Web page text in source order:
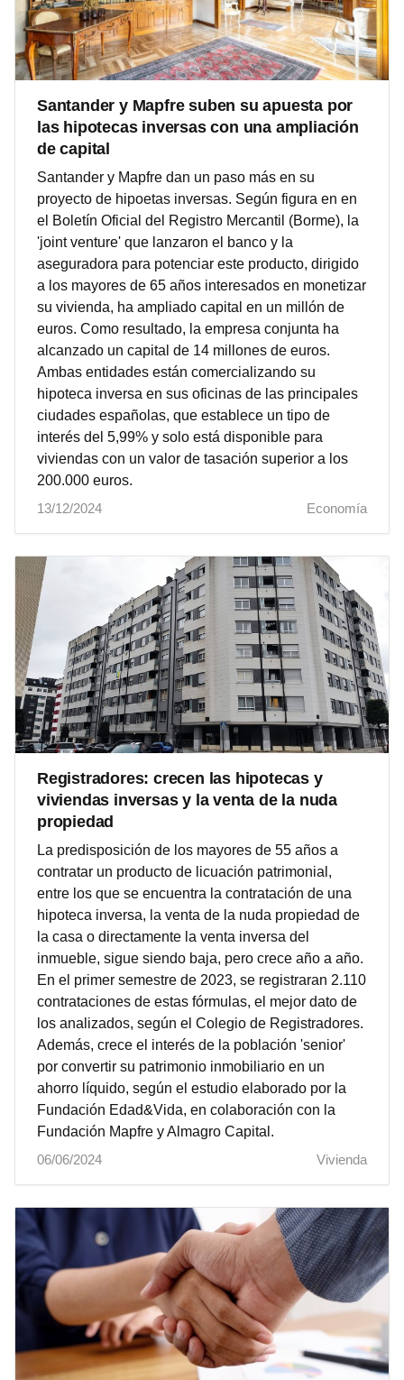
Santander y Mapfre suben su apuesta por
las hipotecas inversas con una ampliación
de capital
Santander y Mapfre dan un paso más en su
proyecto de hipoetas inversas. Según figura en en
el Boletín Oficial del Registro Mercantil (Borme), la
'joint venture' que lanzaron el banco y la
aseguradora para potenciar este producto, dirigido
a los mayores de 65 años interesados en monetizar
su vivienda, ha ampliado capital en un millón de
euros. Como resultado, la empresa conjunta ha
alcanzado un capital de 14 millones de euros.
Ambas entidades están comercializando su
hipoteca inversa en sus oficinas de las principales
ciudades españolas, que establece un tipo de
interés del 5,99% y solo está disponible para
viviendas con un valor de tasación superior a los
200.000 euros.
13/12/2024
Economía
Registradores: crecen las hipotecas y
viviendas inversas y la venta de la nuda
propiedad
La predisposición de los mayores de 55 años a
contratar un producto de licuación patrimonial,
entre los que se encuentra la contratación de una
hipoteca inversa, la venta de la nuda propiedad de
la casa o directamente la venta inversa del
inmueble, sigue siendo baja, pero crece año a año.
En el primer semestre de 2023, se registraran 2.110
contrataciones de estas fórmulas, el mejor dato de
los analizados, según el Colegio de Registradores.
Además, crece el interés de la población 'senior'
por convertir su patrimonio inmobiliario en un
ahorro líquido, según el estudio elaborado por la
Fundación Edad&Vida, en colaboración con la
Fundación Mapfre y Almagro Capital.
06/06/2024
Vivienda